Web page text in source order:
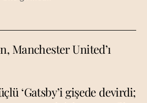
Manchester United’ı
‘Gatsby’i gişede devirdi;